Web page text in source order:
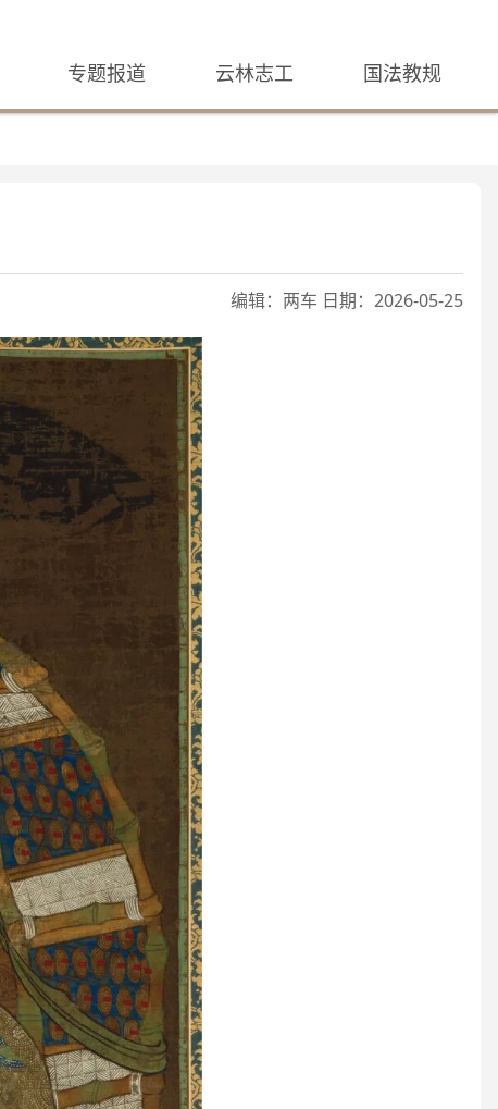
专题报道 云林志工 国法教规
编辑：两车 日期：2026-05-25